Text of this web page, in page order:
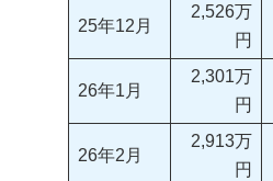
25年12月
2,526万
円
26年1月
2,301万
円
26年2月
2,913万
円